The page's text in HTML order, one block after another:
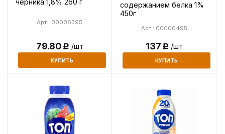
Арт.: 00006395
79.80Р /шт
КУПИТЬ
содержанием белка 1%
450г
Арт.: 00006495
137Р /шт
КУПИТЬ